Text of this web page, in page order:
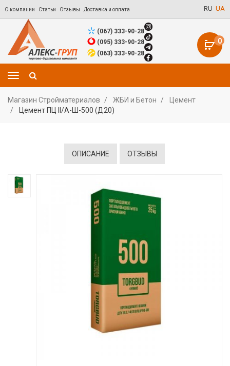
О компании Статьи Отзывы Доставка и оплата RU UA
0
(067) 333-90-28
(095) 333-90-28
(063) 333-90-28
Магазин Стройматериалов ЖБИ и Бетон
Цемент
Цемент ПЦ II/А-Ш-500 (Д20)
ОПИСАНИЕ ОТЗЫВЫ